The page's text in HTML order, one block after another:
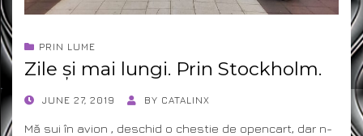
PRIN LUME
Zile și mai lungi. Prin Stockholm.
POSTEDJUNE 27, 2019 BY CATALINX
Mă sui în avion , deschid o chestie de opencart, dar n-